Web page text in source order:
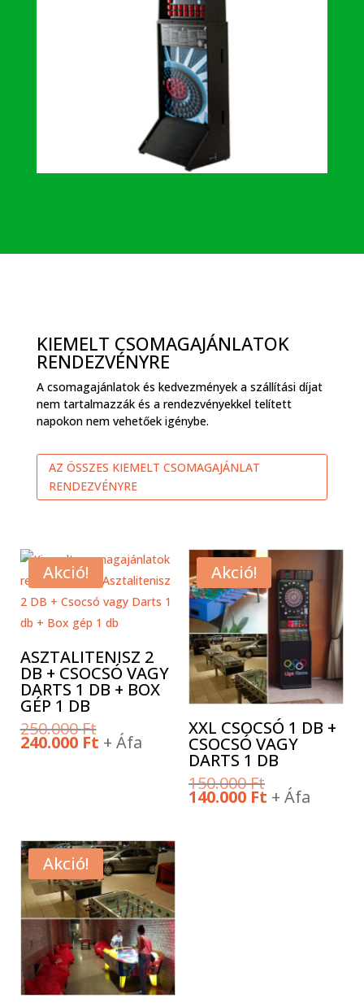
KIEMELT CSOMAGAJÁNLATOK
RENDEZVÉNYRE
A csomagajánlatok és kedvezmények a szállítási díjat
nem tartalmazzák és a rendezvényekkel telített
napokon nem vehetőek igénybe.
AZ ÖSSZES KIEMELT CSOMAGAJÁNLAT
RENDEZVÉNYRE
Akció!
ASZTALITENISZ 2
DB + CSOCSÓ VAGY
DARTS 1 DB + BOX
GÉP 1 DB
250.000FtOriginal
price
was:
240.000 FtCurrent
price
+ Áfa
Akció!
XXL CSOCSÓ 1 DB +
CSOCSÓ VAGY
DARTS 1 DB
150.000FtOriginal
price
was:
140.000 FtCurrent
price
+ Áfa
Akció!